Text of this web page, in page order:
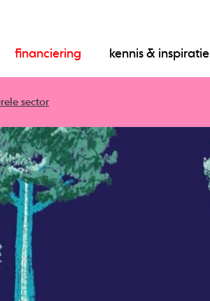
financiering kennis & inspiratie
sector